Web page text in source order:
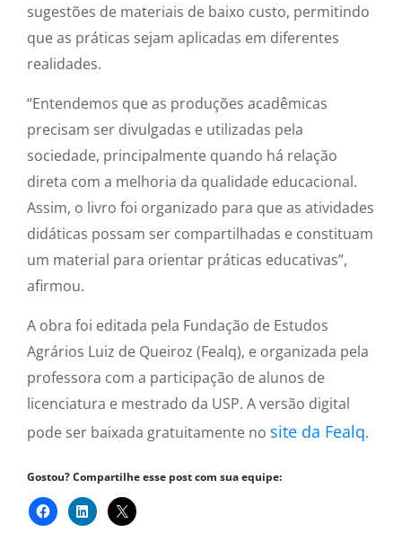
sugestões de materiais de baixo custo, permitindo
que as práticas sejam aplicadas em diferentes
realidades.
“Entendemos que as produções acadêmicas
precisam ser divulgadas e utilizadas pela
sociedade, principalmente quando há relação
direta com a melhoria da qualidade educacional.
Assim, o livro foi organizado para que as atividades
didáticas possam ser compartilhadas e constituam
um material para orientar práticas educativas”,
afirmou.
A obra foi editada pela Fundação de Estudos
Agrários Luiz de Queiroz (Fealq), e organizada pela
professora com a participação de alunos de
licenciatura e mestrado da USP. A versão digital
pode ser baixada gratuitamente no site da Fealq.
Gostou? Compartilhe esse post com sua equipe: